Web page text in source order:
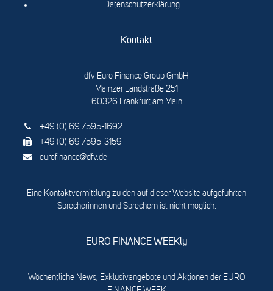
Datenschutzerklärung
Kontakt
dfv Euro Finance Group GmbH
Mainzer Landstraße 251
60326 Frankfurt am Main
+49 (0) 69 7595-1692
+49 (0) 69 7595-3159
eurofinance@dfv.de
Eine Kontaktvermittlung zu den auf dieser Website aufgeführten
Sprecherinnen und Sprechern ist nicht möglich.
EURO FINANCE WEEKly
Wöchentliche News, Exklusivangebote und Aktionen der EURO